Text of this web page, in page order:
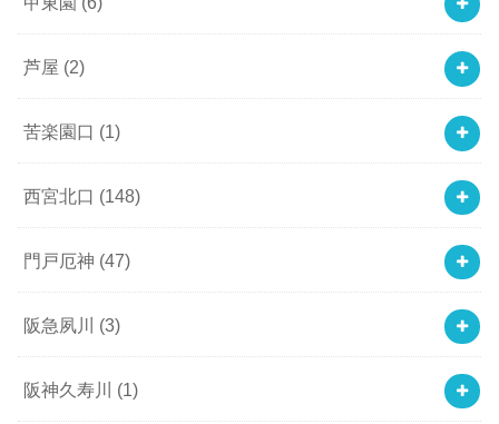
芦屋 (2)
苦楽園口 (1)
西宮北口 (148)
門戸厄神 (47)
阪急夙川 (3)
阪神久寿川 (1)